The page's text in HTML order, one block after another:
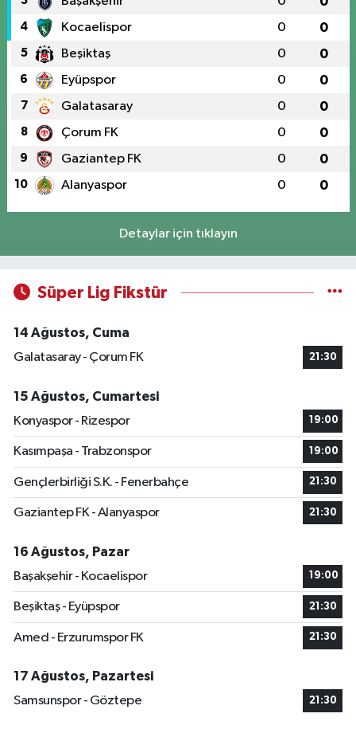
4 Kocaelispor 0 0
5 Beşiktaş 0 0
6 Eyüpspor 0 0
7 Galatasaray 0 0
8 Çorum FK 0 0
9 Gaziantep FK 0 0
10 Alanyaspor 0 0
Detaylar için tıklayın
Süper Lig Fikstür
14 Ağustos, Cuma
Galatasaray - Çorum FK
21:30
15 Ağustos, Cumartesi
Konyaspor - Rizespor
19:00
Kasımpaşa - Trabzonspor 19:00
Gençlerbirliği S.K. - Fenerbahçe 21:30
Gaziantep FK - Alanyaspor 21:30
16 Ağustos, Pazar
Başakşehir - Kocaelispor
19:00
Beşiktaş - Eyüpspor 21:30
Amed - Erzurumspor FK 21:30
17 Ağustos, Pazartesi
Samsunspor - Göztepe
21:30